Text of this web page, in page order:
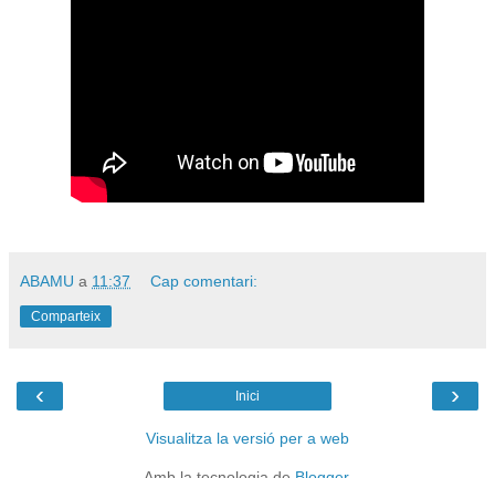
ABAMU a 11:37 Cap comentari:
Comparteix
‹ ›
Inici
Visualitza la versió per a web